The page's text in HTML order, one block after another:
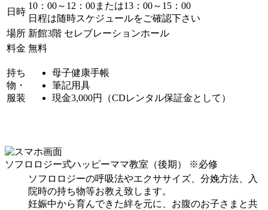
日時
10：00～12：00または13：00～15：00
日程は随時スケジュールをご確認下さい
場所 新館3階 セレブレーションホール
料金 無料
持ち
物・
服装
母子健康手帳
筆記用具
現金3,000円（CDレンタル保証金として）
ソフロロジー式ハッピーママ教室（後期） ※必修
ソフロロジーの呼吸法やエクササイズ、分娩方法、入
院時の持ち物等お教え致します。
妊娠中から育んできた絆を元に、お腹のお子さまと共